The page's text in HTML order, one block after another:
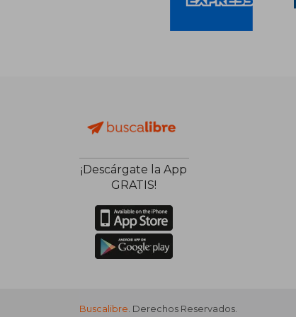
¡Descárgate la App
GRATIS!
Buscalibre. Derechos Reservados.